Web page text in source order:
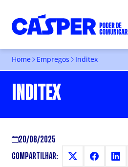
Home Empregos Inditex
INDITEX
20/08/2025
COMPARTILHAR: